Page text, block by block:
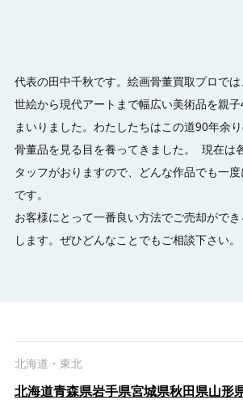
代表の田中千秋です。絵画骨董買取プロで
世絵から現代アートまで幅広い美術品を親
まいりました。わたしたちはこの道90年余
骨董品を見る目を養ってきました。 現在は
タッフがおりますので、どんな作品でも一
です。
お客様にとって一番良い方法でご売却がで
します。ぜひどんなことでもご相談下さい。
北海道・東北
北海道青森県岩手県宮城県秋田県山形